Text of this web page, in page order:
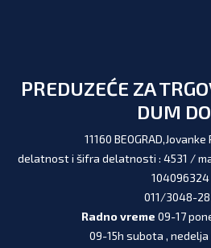
PREDUZEĆE ZA
DUM
11160
delatnost i šifra delatnosti : 4531 /
104096324
011/3048-
Radno vreme 09-17
09-15h subota ,